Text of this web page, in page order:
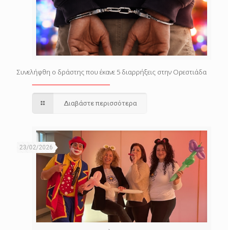
Συνελήφθη ο δράστης που έκανε 5 διαρρήξεις στην Ορεστιάδα
Διαβάστε περισσότερα
23/02/2026